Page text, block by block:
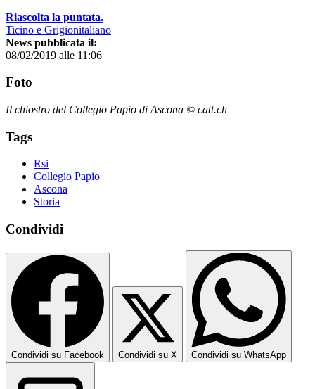
Riascolta la puntata.
Ticino e Grigionitaliano
News pubblicata il:
08/02/2019 alle 11:06
Foto
Il chiostro del Collegio Papio di Ascona © catt.ch
Tags
Rsi
Collegio Papio
Ascona
Storia
Condividi
Condividi su Facebook Condividi su X Condividi su WhatsApp